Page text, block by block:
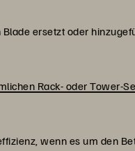
ersetzt oder
Rack- oder Tower-
wenn es um den